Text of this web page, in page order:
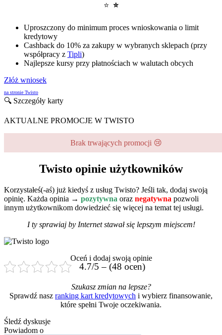
⭐ ⭐
Uproszczony do minimum proces wnioskowania o limit
kredytowy
Cashback do 10% za zakupy w wybranych sklepach (przy
współpracy z Tipli)
Najlepsze kursy przy płatnościach w walutach obcych
Złóż wniosek
na stronie Twisto
🔍 Szczegóły karty
AKTUALNE PROMOCJE W TWISTO
Brak trwających promocji 😢
Twisto opinie użytkowników
Korzystałeś(-aś) już kiedyś z usług Twisto? Jeśli tak, dodaj swoją
opinię. Każda opinia → pozytywna oraz negatywna pozwoli
innym użytkownikom dowiedzieć się więcej na temat tej usługi.
I ty sprawiaj by Internet stawał się lepszym miejscem!
Oceń i dodaj swoją opinie
4.7/5 – (48 ocen)
Szukasz zmian na lepsze?
Sprawdź nasz ranking kart kredytowych i wybierz finansowanie,
które spełni Twoje oczekiwania.
Śledź dyskusje
Powiadom o